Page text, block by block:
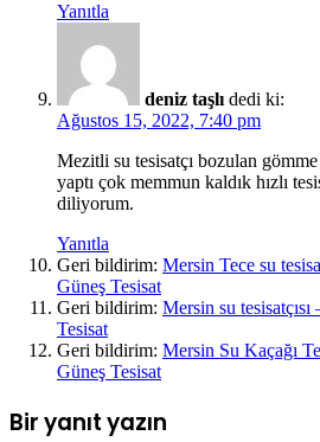
Yanıtla
deniz taşlı dedi ki:
Ağustos 15, 2022, 7:40 pm
Mezitli su tesisatçı bozulan
yaptı çok memmun kaldık hızlı
diliyorum.
Yanıtla
Geri bildirim: Mersin Tece su
Güneş Tesisat
Geri bildirim: Mersin su
Tesisat
Geri bildirim: Mersin Su Kaçağı
Güneş Tesisat
Bir yanıt yazın